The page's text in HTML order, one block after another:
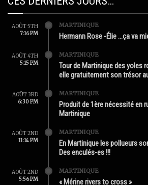
AOÛT 5TH
7:16 PM
MARTINIQUE
Hermann Rose -Élie …ça va
AOÛT 4TH
5:15 PM
MARTINIQUE
Tour de Martinique des yoles
elle gratuitement son trésor
AOÛT 3RD
6:30 PM
MARTINIQUE
Produit de 1ère nécessité en
Martinique
AOÛT 2ND
11:14 PM
MARTINIQUE
En Martinique les pollueurs
Des enculés-es !!!
AOÛT 2ND
5:56 PM
MARTINIQUE
« Mérine rivers to cross »